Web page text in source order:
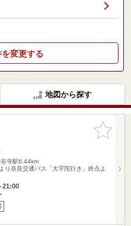
変更する
地図から探す
お気に入
りに追加
寺駅6.44km
り奈良交通バス「大宇陀行き」終点よ
21:00